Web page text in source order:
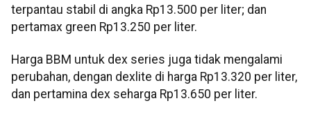
terpantau stabil di angka Rp13.500 per liter; dan
pertamax green Rp13.250 per liter.
Harga BBM untuk dex series juga tidak mengalami
perubahan, dengan dexlite di harga Rp13.320 per liter,
dan pertamina dex seharga Rp13.650 per liter.